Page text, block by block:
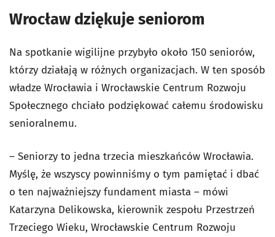
Wrocław dziękuje seniorom
Na spotkanie wigilijne przybyło około 150 seniorów,
którzy działają w różnych organizacjach. W ten sposób
władze Wrocławia i Wrocławskie Centrum Rozwoju
Społecznego chciało podziękować całemu środowisku
senioralnemu.
– Seniorzy to jedna trzecia mieszkańców Wrocławia.
Myślę, że wszyscy powinniśmy o tym pamiętać i dbać
o ten najważniejszy fundament miasta – mówi
Katarzyna Delikowska, kierownik zespołu Przestrzeń
Trzeciego Wieku, Wrocławskie Centrum Rozwoju